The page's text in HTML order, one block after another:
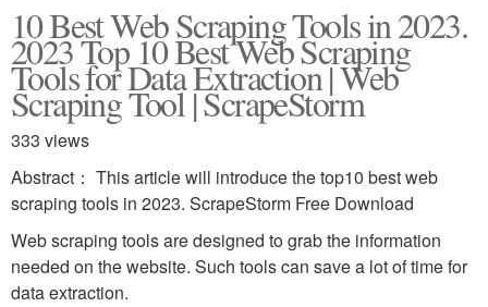
10 Best Web Scraping Tools in 2023.
2023 Top 10 Best Web Scraping
Tools for Data Extraction | Web
Scraping Tool | ScrapeStorm
333 views
Abstract： This article will introduce the top10 best web
scraping tools in 2023. ScrapeStorm Free Download
Web scraping tools are designed to grab the information
needed on the website. Such tools can save a lot of time for
data extraction.